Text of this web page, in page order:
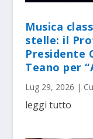
Musica
stelle: il
Presidente
Teano per
Lug 29, 2026 |
leggi tutto